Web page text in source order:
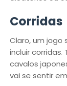
Corridas
Claro, um jogo
incluir
cavalos
vai se sentir